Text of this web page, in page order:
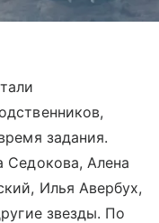
задания.
Седокова, Алена
Илья Авербух,
звезды. По